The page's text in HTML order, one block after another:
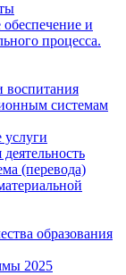
и
процесса.
воспитания
системам
услуги
(перевода)
образования
2025